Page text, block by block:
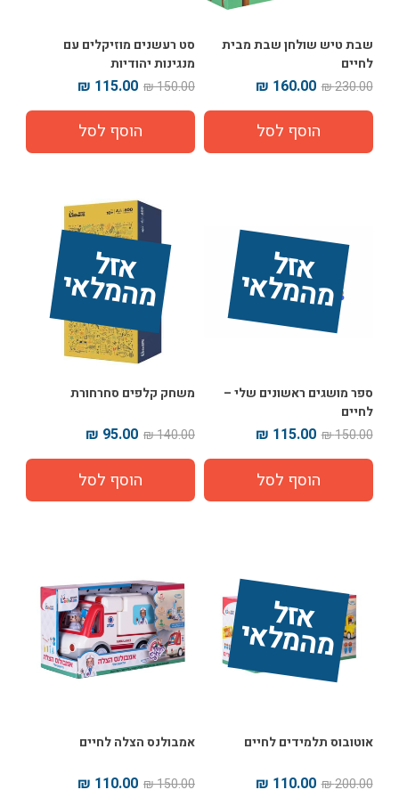
שבת טיש שולחן שבת מבית
לחיים
230.00 ₪
160.00 ₪
סט רעשנים מוזיקלים עם
מנגינות יהודיות
150.00 ₪
115.00 ₪
אז
ל
מ
ה
מ
ל
אי
ספר מושגים ראשונים שלי –
לחיים
150.00 ₪
115.00 ₪
אז
ל
מ
ה
מ
ל
אי
משחק קלפים סחרחורת
140.00 ₪
95.00 ₪
אז
ל
מ
ה
מ
ל
אי
אוטובוס תלמידים לחיים
200.00 ₪
110.00 ₪
אמבולנס הצלה לחיים
150.00 ₪
110.00 ₪